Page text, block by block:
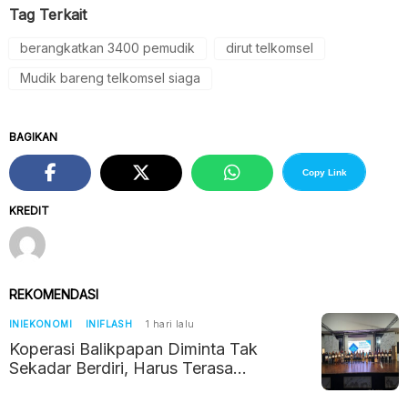
Tag Terkait
berangkatkan 3400 pemudik
dirut telkomsel
Mudik bareng telkomsel siaga
KREDIT
BAGIKAN
Copy Link
REKOMENDASI
INIEKONOMI INIFLASH 1 hari lalu
Koperasi Balikpapan Diminta Tak
Sekadar Berdiri, Harus Terasa